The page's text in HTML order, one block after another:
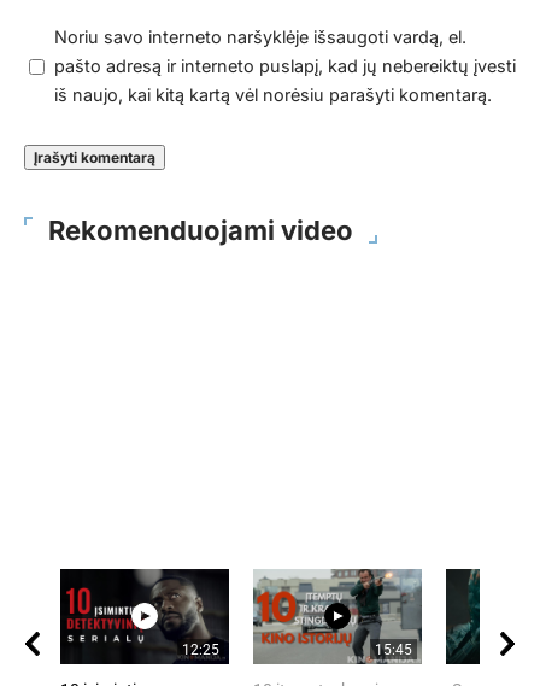
Noriu savo interneto naršyklėje išsaugoti vardą, el.
pašto adresą ir interneto puslapį, kad jų nebereiktų įvesti
iš naujo, kai kitą kartą vėl norėsiu parašyti komentarą.
Rekomenduojami video
12:25 15:45